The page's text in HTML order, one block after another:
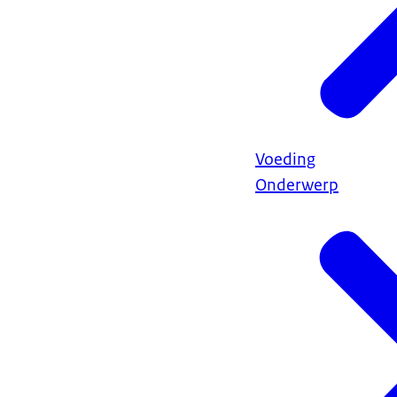
Voeding
Onderwerp